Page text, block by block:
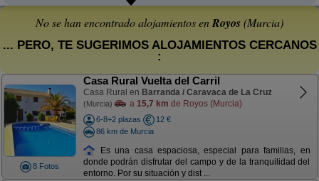
No se han encontrado alojamientos enRoyos(Murcia)
... PERO, TE SUGERIMOS ALOJAMIENTOS CERCANOS
:
8 Fotos
Casa Rural Vuelta del Carril
Casa Rural en Barranda / Caravaca de La Cruz
(Murcia) a 15,7 km de Royos (Murcia)
6-8+2 plazas
12 €
86 km de Murcia
Es una casa espaciosa, especial para familias, en
donde podrán disfrutar del campo y de la tranquilidad del
entorno. Por su situación y dist ...